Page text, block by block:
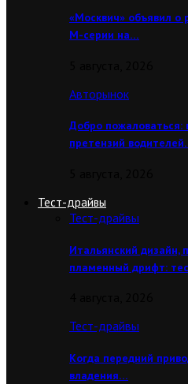
«Москвич» объявил о
М-серии на…
Авторынок
Добро
претензий
Тест-драйвы
Тест-драйвы
Итальянский дизайн,
пламенный дрифт:
Тест-драйвы
Когда передний
владения…